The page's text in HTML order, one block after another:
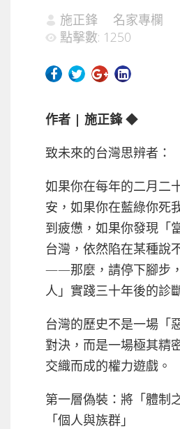
施正鋒
名家專欄
點擊數: 1250
作者 | 施正鋒◆
致未來的台灣思辨者：
如果你在每年的二月二
安，如果你在藍綠你死
到疲憊，如果你發現「
台灣，依然陷在某種說
——那麼，請停下腳步
人」實踐三十年後的診
台灣的歷史不是一場「
對決，而是一場極其精
交織而成的權力遊戲。
第一層偽裝：將「體制
「個人與族群」